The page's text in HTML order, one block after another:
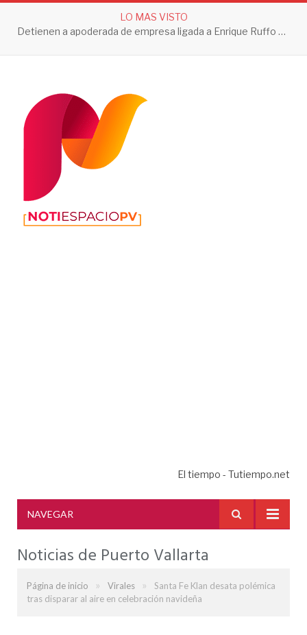
LO MAS VISTO
Detienen a apoderada de empresa ligada a Enrique Ruffo por investigación de Huachicol Fiscal
El tiempo - Tutiempo.net
NAVEGAR
Noticias de Puerto Vallarta
Página de inicio » Virales »
Santa Fe Klan desata polémica
tras disparar al aire en celebración navideña